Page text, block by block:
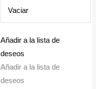
Vaciar
Añadir a la lista de
deseos
Añadir a la lista de
deseos